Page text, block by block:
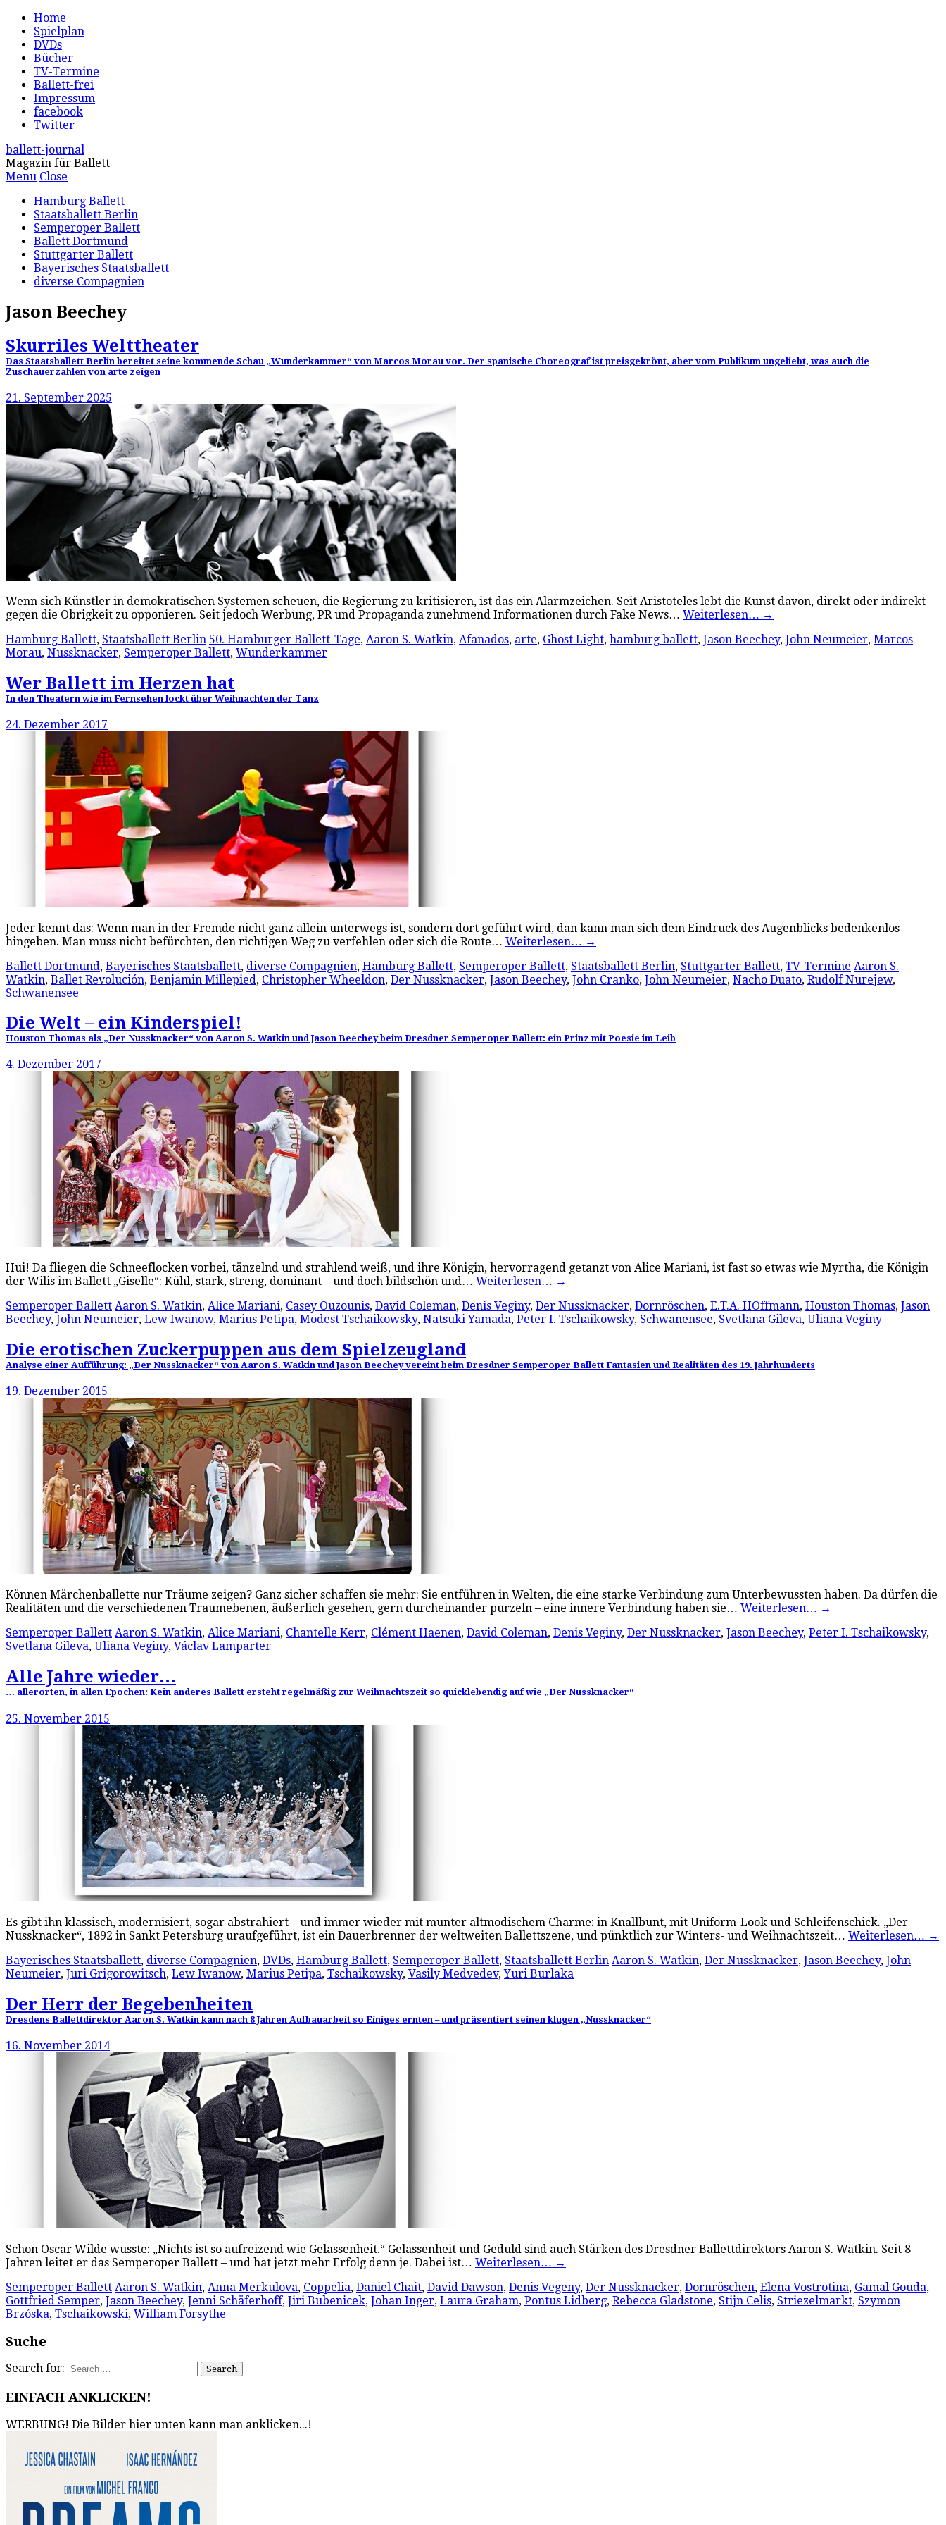
Home
Spielplan
DVDs
Bücher
TV-Termine
Ballett-frei
Impressum
facebook
Twitter
ballett-journal
Magazin für Ballett
Menu Close
Hamburg Ballett
Staatsballett Berlin
Semperoper Ballett
Ballett Dortmund
Stuttgarter Ballett
Bayerisches Staatsballett
diverse Compagnien
Jason Beechey
Skurriles Welttheater
Das Staatsballett Berlin bereitet seine kommende Schau „Wunderkammer“ von Marcos Morau vor. Der spanische Choreograf ist preisgekrönt, aber vom Publikum ungeliebt, was auch die
Zuschauerzahlen von arte zeigen
21. September 2025
Wenn sich Künstler in demokratischen Systemen scheuen, die Regierung zu kritisieren, ist das ein Alarmzeichen. Seit Aristoteles lebt die Kunst davon, direkt oder indirekt
gegen die Obrigkeit zu opponieren. Seit jedoch Werbung, PR und Propaganda zunehmend Informationen durch Fake News… Weiterlesen… →
Hamburg Ballett, Staatsballett Berlin 50. Hamburger Ballett-Tage, Aaron S. Watkin, Afanados, arte, Ghost Light, hamburg ballett, Jason Beechey, John Neumeier, Marcos
Morau, Nussknacker, Semperoper Ballett, Wunderkammer
Wer Ballett im Herzen hat
In den Theatern wie im Fernsehen lockt über Weihnachten der Tanz
24. Dezember 2017
Jeder kennt das: Wenn man in der Fremde nicht ganz allein unterwegs ist, sondern dort geführt wird, dan kann man sich dem Eindruck des Augenblicks bedenkenlos
hingeben. Man muss nicht befürchten, den richtigen Weg zu verfehlen oder sich die Route… Weiterlesen… →
Ballett Dortmund, Bayerisches Staatsballett, diverse Compagnien, Hamburg Ballett, Semperoper Ballett, Staatsballett Berlin, Stuttgarter Ballett, TV-Termine Aaron S.
Watkin, Ballet Revolución, Benjamin Millepied, Christopher Wheeldon, Der Nussknacker, Jason Beechey, John Cranko, John Neumeier, Nacho Duato, Rudolf Nurejew,
Schwanensee
Die Welt – ein Kinderspiel!
Houston Thomas als „Der Nussknacker“ von Aaron S. Watkin und Jason Beechey beim Dresdner Semperoper Ballett: ein Prinz mit Poesie im Leib
4. Dezember 2017
Hui! Da fliegen die Schneeflocken vorbei, tänzelnd und strahlend weiß, und ihre Königin, hervorragend getanzt von Alice Mariani, ist fast so etwas wie Myrtha, die Königin
der Wilis im Ballett „Giselle“: Kühl, stark, streng, dominant – und doch bildschön und… Weiterlesen… →
Semperoper Ballett Aaron S. Watkin, Alice Mariani, Casey Ouzounis, David Coleman, Denis Veginy, Der Nussknacker, Dornröschen, E.T.A. HOffmann, Houston Thomas, Jason
Beechey, John Neumeier, Lew Iwanow, Marius Petipa, Modest Tschaikowsky, Natsuki Yamada, Peter I. Tschaikowsky, Schwanensee, Svetlana Gileva, Uliana Veginy
Die erotischen Zuckerpuppen aus dem Spielzeugland
Analyse einer Aufführung: „Der Nussknacker“ von Aaron S. Watkin und Jason Beechey vereint beim Dresdner Semperoper Ballett Fantasien und Realitäten des 19. Jahrhunderts
19. Dezember 2015
Können Märchenballette nur Träume zeigen? Ganz sicher schaffen sie mehr: Sie entführen in Welten, die eine starke Verbindung zum Unterbewussten haben. Da dürfen die
Realitäten und die verschiedenen Traumebenen, äußerlich gesehen, gern durcheinander purzeln – eine innere Verbindung haben sie… Weiterlesen… →
Semperoper Ballett Aaron S. Watkin, Alice Mariani, Chantelle Kerr, Clément Haenen, David Coleman, Denis Veginy, Der Nussknacker, Jason Beechey, Peter I. Tschaikowsky,
Svetlana Gileva, Uliana Veginy, Václav Lamparter
Alle Jahre wieder…
… allerorten, in allen Epochen: Kein anderes Ballett ersteht regelmäßig zur Weihnachtszeit so quicklebendig auf wie „Der Nussknacker“
25. November 2015
Es gibt ihn klassisch, modernisiert, sogar abstrahiert – und immer wieder mit munter altmodischem Charme: in Knallbunt, mit Uniform-Look und Schleifenschick. „Der
Nussknacker“, 1892 in Sankt Petersburg uraufgeführt, ist ein Dauerbrenner der weltweiten Ballettszene, und pünktlich zur Winters- und Weihnachtszeit… Weiterlesen… →
Bayerisches Staatsballett, diverse Compagnien, DVDs, Hamburg Ballett, Semperoper Ballett, Staatsballett Berlin Aaron S. Watkin, Der Nussknacker, Jason Beechey, John
Neumeier, Juri Grigorowitsch, Lew Iwanow, Marius Petipa, Tschaikowsky, Vasily Medvedev,Yuri Burlaka
Der Herr der Begebenheiten
Dresdens Ballettdirektor Aaron S. Watkin kann nach 8 Jahren Aufbauarbeit so Einiges ernten – und präsentiert seinen klugen „Nussknacker“
16. November 2014
Schon Oscar Wilde wusste: „Nichts ist so aufreizend wie Gelassenheit.“ Gelassenheit und Geduld sind auch Stärken des Dresdner Ballettdirektors Aaron S. Watkin. Seit 8
Jahren leitet er das Semperoper Ballett – und hat jetzt mehr Erfolg denn je. Dabei ist… Weiterlesen… →
Semperoper Ballett Aaron S. Watkin, Anna Merkulova, Coppelia, Daniel Chait, David Dawson, Denis Vegeny, Der Nussknacker, Dornröschen, Elena Vostrotina, Gamal Gouda,
Gottfried Semper, Jason Beechey, Jenni Schäferhoff, Jiri Bubenicek, Johan Inger, Laura Graham, Pontus Lidberg, Rebecca Gladstone, Stijn Celis, Striezelmarkt, Szymon
Brzóska, Tschaikowski, William Forsythe
Suche
Search for:
EINFACH ANKLICKEN!
WERBUNG! Die Bilder hier unten kann man anklicken...!